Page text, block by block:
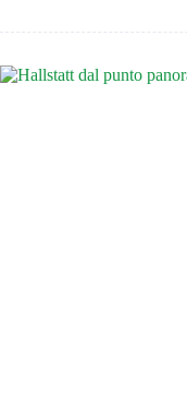
Gardena
i
bambini?